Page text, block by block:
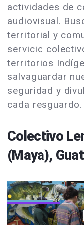
actividades de
audiovisual.
territorial y
servicio
territorios
salvaguardar
seguridad y
cada resguardo.
Colectivo
(Maya),